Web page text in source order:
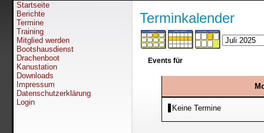
Startseite
Berichte
Termine
Training
Mitglied werden
Bootshausdienst
Drachenboot
Kanustation
Downloads
Impressum
Datenschutzerklärung
Login
Terminkalender
Events für
Keine Termine